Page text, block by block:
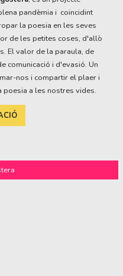
pandèmia i coincidint
la poesia en les seves
de les petites coses, d'allò
El valor de la paraula, de
comunicació i d'evasió. Un
nos i compartir el plaer i
poesia a les nostres vides.